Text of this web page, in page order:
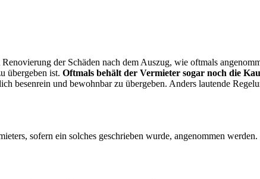
der Schäden nach dem Auszug, wie oftmals
übergeben ist. Oftmals behält der Vermieter sogar noch die
besenrein und bewohnbar zu übergeben. Anders lautende
sofern ein solches geschrieben wurde, angenommen werden.